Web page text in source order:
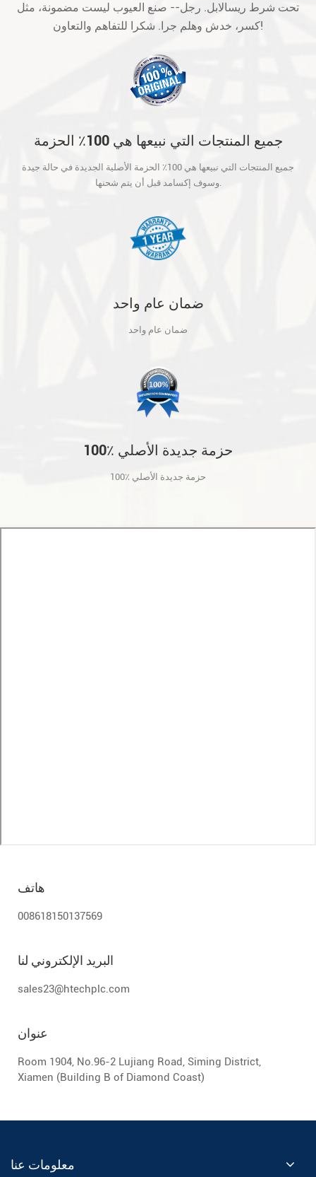
تحت شرط ريسالابل. رجل-- صنع العيوب ليست مضمونة، مثل
كسر، خدش وهلم جرا. شكرا للتفاهم والتعاون!
جميع المنتجات التي نبيعها هي 100٪ الحزمة
الأصلية الجديدة في حالة جيدة وسوف إكسامد
قبل أن يتم شحنها.
جميع المنتجات التي نبيعها هي 100٪ الحزمة الأصلية الجديدة في حالة جيدة
وسوف إكسامد قبل أن يتم شحنها.
ضمان عام واحد
ضمان عام واحد
100٪ حزمة جديدة الأصلي
100٪ حزمة جديدة الأصلي
هاتف
008618150137569
البريد الإلكتروني لنا
sales23@htechplc.com
عنوان
Room 1904, No.96-2 Lujiang Road, Siming District,
Xiamen (Building B of Diamond Coast)
معلومات عنا